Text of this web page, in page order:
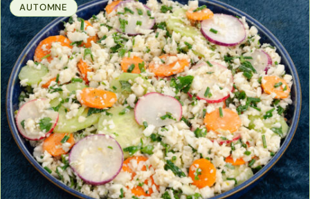
AUTOMNE